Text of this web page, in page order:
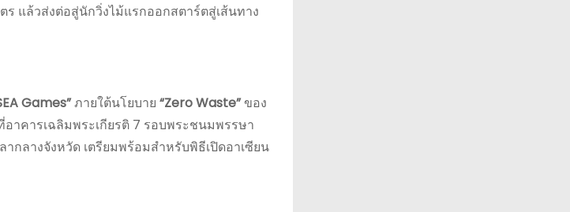
ร แล้วส่งต่อสู่นักวิ่งไม้แรกออกสตาร์ตสู่เส้นทาง
Games”ภายใต้นโยบาย “Zero Waste”ของ
าคารเฉลิมพระเกียรติ 7 รอบพระชนมพรรษา
กลางจังหวัด เตรียมพร้อมสำหรับพิธีเปิดอาเซียน